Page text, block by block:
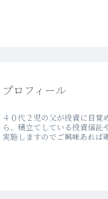
プロフィール
４０代２児の父が投資に目
ら、積立てしている投資信託
実施しますのでご興味あれば